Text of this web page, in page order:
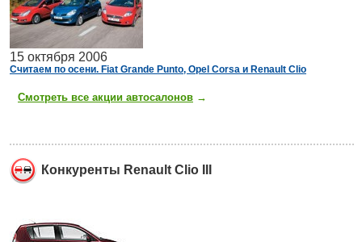
15 октября 2006
Считаем по осени. Fiat Grande Punto, Opel Corsa и Renault Clio
Смотреть все акции автосалонов →
Конкуренты Renault Clio III